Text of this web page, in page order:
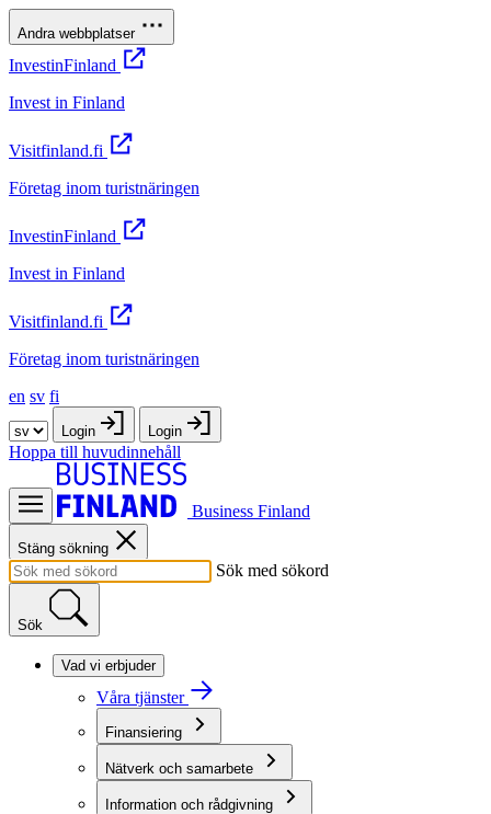
Andra webbplatser
InvestinFinland
Invest in Finland
Visitfinland.fi
Företag inom turistnäringen
InvestinFinland
Invest in Finland
Visitfinland.fi
Företag inom turistnäringen
en sv fi
Login Login
Hoppa till huvudinnehåll
Business Finland
Stäng sökning
Sök med sökord
Sök
Vad vi erbjuder
Våra tjänster
Finansiering
Nätverk och samarbete
Information och rådgivning